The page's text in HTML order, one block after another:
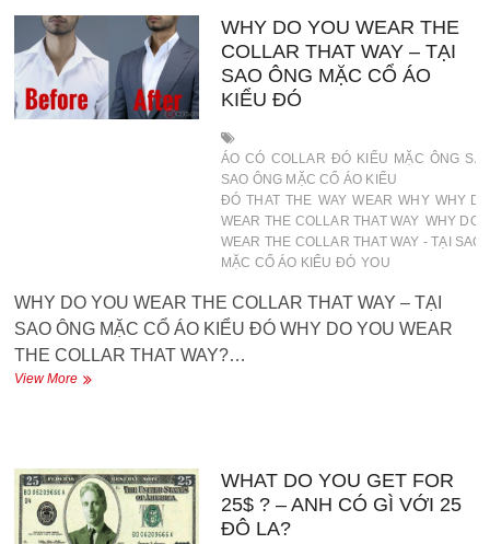
ABOUT
IT
–
TÔI
KHÔNG
THỂ
WHY DO YOU WEAR THE
COLLAR THAT WAY – TẠI
SAO ÔNG MẶC CỔ ÁO
KIỂU ĐÓ
ÁO CÓ COLLAR ĐÓ KIỂU MẶC ÔNG
SAO ÔNG MẶC CỔ ÁO KIỂU
ĐÓ THAT THE WAY WEAR WHY WHY
WEAR THE COLLAR THAT WAY WHY DO
WEAR THE COLLAR THAT WAY - TẠI SAO
MẶC CỔ ÁO KIỂU ĐÓ YOU
WHY DO YOU WEAR THE COLLAR THAT WAY – TẠI
SAO ÔNG MẶC CỔ ÁO KIỂU ĐÓ WHY DO YOU WEAR
THE COLLAR THAT WAY?…
View MoreWHY
COLLAR
THAT
WAY
–
WHAT DO YOU GET FOR
25$ ? – ANH CÓ GÌ VỚI 25
ĐÔ LA?